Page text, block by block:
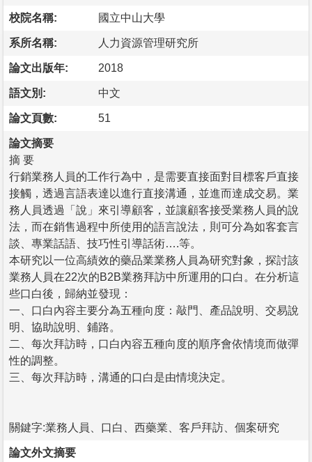
校院名稱: 國立中山大學
系所名稱: 人力資源管理研究所
論文出版年: 2018
語文別: 中文
論文頁數: 51
論文摘要
摘 要
行銷業務人員的工作行為中，是需要直接面對目標客戶直接
接觸，透過言語表達以進行直接溝通，並進而達成交易。業
務人員透過「說」來引導顧客，並讓顧客接受業務人員的說
法，而在銷售過程中所使用的語言說法，則可分為如客套言
談、專業話語、技巧性引導話術….等。
本研究以一位高績效的藥品業業務人員為研究對象，探討該
業務人員在22次的B2B業務拜訪中所運用的口白。在分析這
些口白後，歸納並發現：
一、口白內容主要分為五種向度：敲門、產品說明、交易說
明、協助說明、鋪路。
二、每次拜訪時，口白內容五種向度的順序會依情境而做彈
性的調整。
三、每次拜訪時，溝通的口白是由情境決定。
關鍵字:業務人員、口白、西藥業、客戶拜訪、個案研究
論文外文摘要